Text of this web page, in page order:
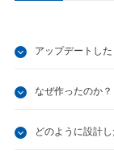
アップデートし
なぜ作ったのか？
どのように設計し